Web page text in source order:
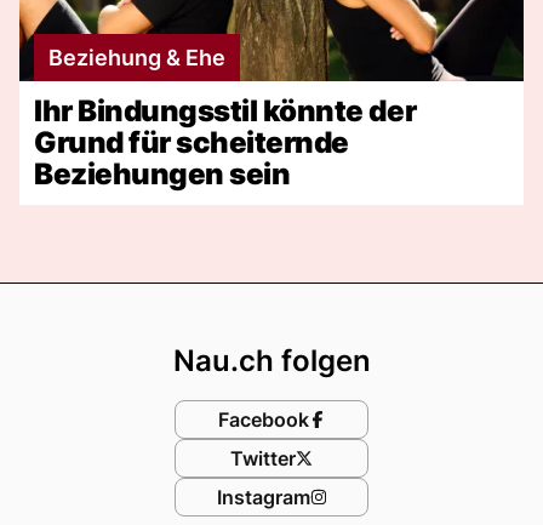
Beziehung & Ehe
Ihr Bindungsstil könnte der
Grund für scheiternde
Beziehungen sein
Nau.ch folgen
Facebook
Twitter
Instagram